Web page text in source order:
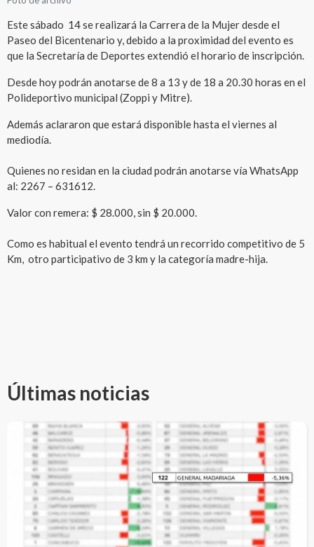
Este sábado 14 se realizará la Carrera de la Mujer desde el
Paseo del Bicentenario y, debido a la proximidad del evento es
que la Secretaría de Deportes extendió el horario de inscripción.
Desde hoy podrán anotarse de 8 a 13 y de 18 a 20.30 horas en el
Polideportivo municipal (Zoppi y Mitre).
Además aclararon que estará disponible hasta el viernes al
mediodía.
Quienes no residan en la ciudad podrán anotarse vía WhatsApp
al: 2267 – 631612.
Valor con remera: $ 28.000, sin $ 20.000.
Como es habitual el evento tendrá un recorrido competitivo de 5
Km, otro participativo de 3 km y la categoría madre-hija.
Últimas noticias